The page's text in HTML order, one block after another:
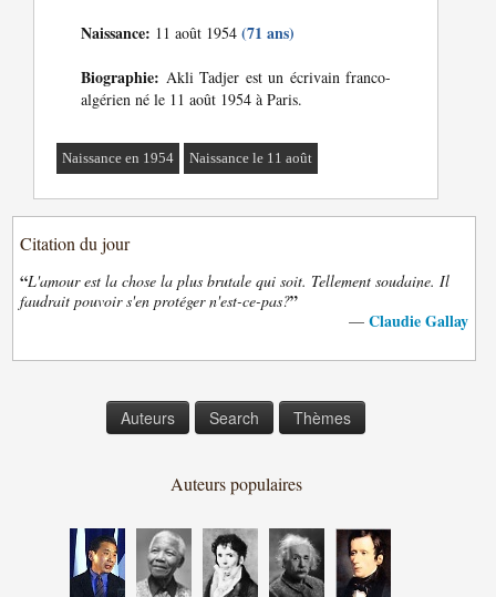
Naissance: 11 août 1954(71 ans)
Biographie: Akli Tadjer est un écrivain franco-
algérien né le 11 août 1954 à Paris.
Naissance en 1954 Naissance le 11 août
Citation du jour
“L'amour est la chose la plus brutale qui soit. Tellement soudaine. Il
faudrait pouvoir s'en protéger n'est-ce-pas?”
— Claudie Gallay
Auteurs Search Thèmes
Auteurs populaires